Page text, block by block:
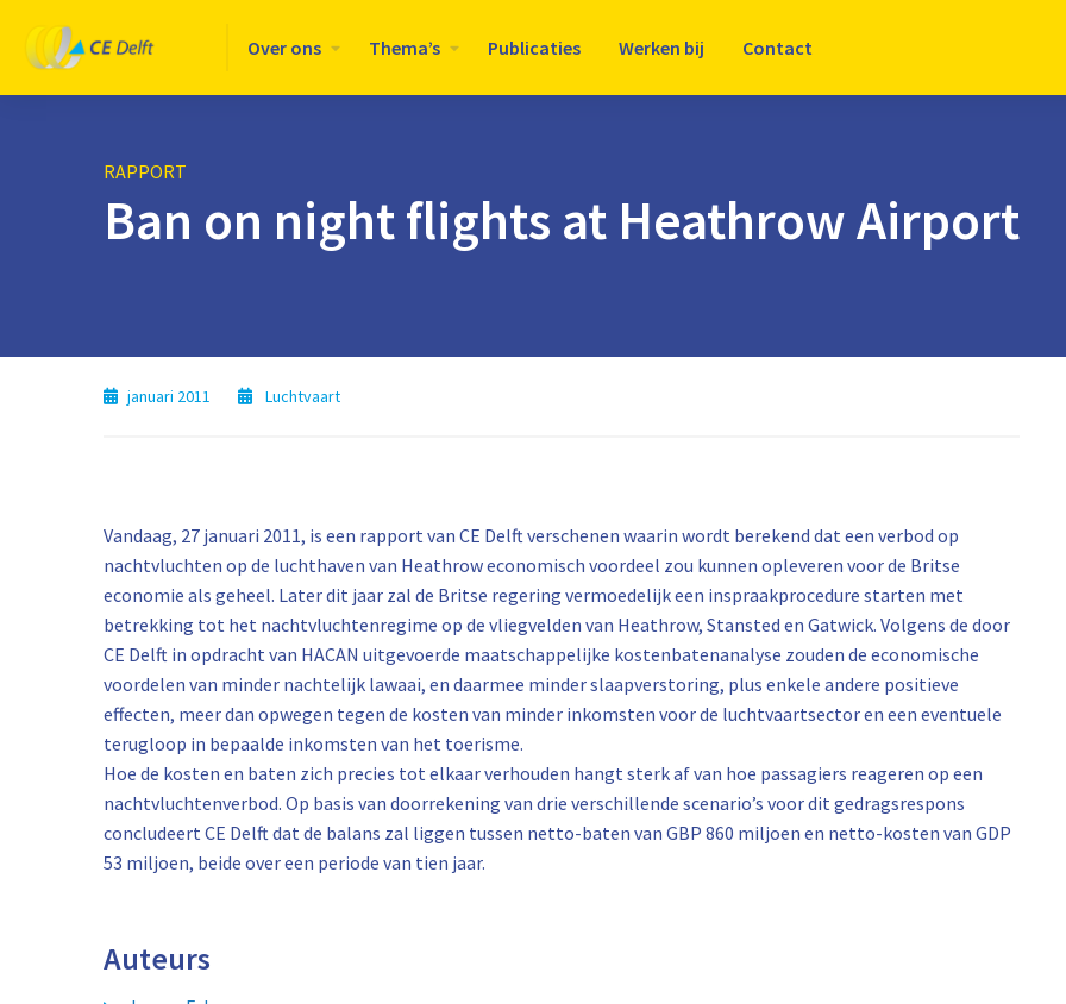
Logo
CE
Delft
Over ons Thema’s Publicaties Werken bij Contact
RAPPORT
Ban on night flights at Heathrow Airport
januari 2011 Luchtvaart
Vandaag, 27 januari 2011, is een rapport van CE Delft verschenen waarin wordt berekend dat een verbod op
nachtvluchten op de luchthaven van Heathrow economisch voordeel zou kunnen opleveren voor de Britse
economie als geheel. Later dit jaar zal de Britse regering vermoedelijk een inspraakprocedure starten met
betrekking tot het nachtvluchtenregime op de vliegvelden van Heathrow, Stansted en Gatwick. Volgens de door
CE Delft in opdracht van HACAN uitgevoerde maatschappelijke kostenbatenanalyse zouden de economische
voordelen van minder nachtelijk lawaai, en daarmee minder slaapverstoring, plus enkele andere positieve
effecten, meer dan opwegen tegen de kosten van minder inkomsten voor de luchtvaartsector en een eventuele
terugloop in bepaalde inkomsten van het toerisme.
Hoe de kosten en baten zich precies tot elkaar verhouden hangt sterk af van hoe passagiers reageren op een
nachtvluchtenverbod. Op basis van doorrekening van drie verschillende scenario’s voor dit gedragsrespons
concludeert CE Delft dat de balans zal liggen tussen netto-baten van GBP 860 miljoen en netto-kosten van GDP
53 miljoen, beide over een periode van tien jaar.
Auteurs